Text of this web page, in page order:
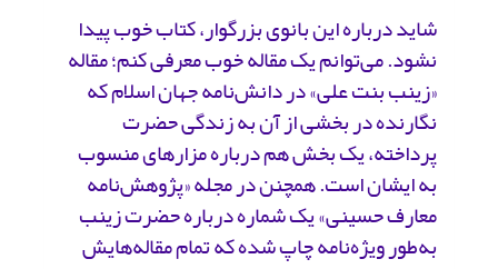
شاید درباره این بانوی بزرگوار، کتاب خوب پیدا
نشود. می‌توانم یک مقاله خوب معرفی کنم؛ مقاله
«زینب بنت علی» در دانش‌نامه جهان اسلام که
نگارنده در بخشی از آن به زندگی حضرت
پرداخته، یک بخش هم درباره مزارهای منسوب
به ایشان است. همچنن در مجله «پژوهش‌نامه
معارف حسینی» یک شماره درباره حضرت ‌زینب
به‌طور ویژه‌نامه چاپ شده که تمام مقاله‌هایش